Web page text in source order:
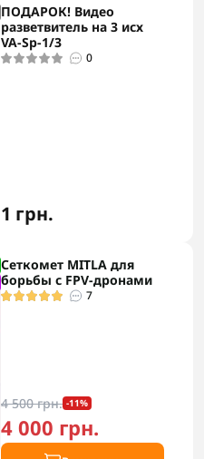
ПОДАРОК! Видео
разветвитель на 3 исх
VA-Sp-1/3
0
1 грн.
Сеткомет MITLA для
борьбы с FPV-дронами
7
4 500 грн. -11%
4 000 грн.